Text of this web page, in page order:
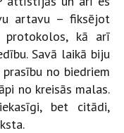
artavu – fiksējot
protokolos, kā arī
Savā laikā biju
no biedriem
no kreisās malas.
bet citādi,